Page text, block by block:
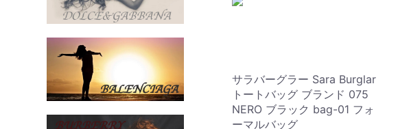
サラバーグラー Sara Burglar
トートバッグ ブランド 075
NERO ブラック bag-01 フォ
ーマルバッグ